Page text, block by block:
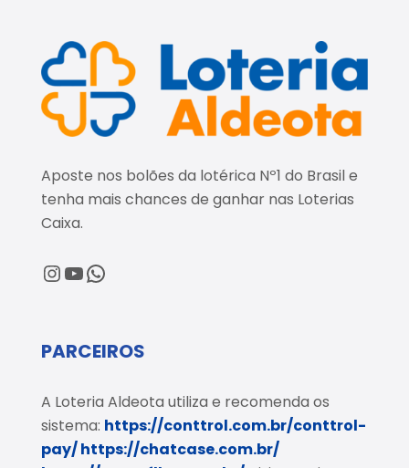
Aposte nos bolões da lotérica Nº1 do Brasil e
tenha mais chances de ganhar nas Loterias
Caixa.
@loteriaaldeota
@loteriaaldeota
Central de Atendimento
PARCEIROS
A Loteria Aldeota utiliza e recomenda os
sistema: https://conttrol.com.br/conttrol-
pay/https://chatcase.com.br/